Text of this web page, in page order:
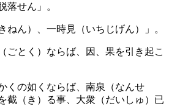
落せん」。
ねん）、一時見（いちじげん）」。
ごとく）ならば、因、果を引き起こ
くの如くならば、南泉（なんせ
截（き）る事、大衆（だいしゅ）已